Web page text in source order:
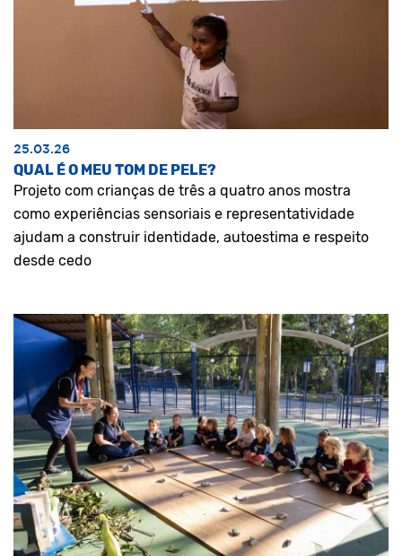
25.03.26
QUAL É O MEU TOM DE PELE?
Projeto com crianças de três a quatro anos mostra
como experiências sensoriais e representatividade
ajudam a construir identidade, autoestima e respeito
desde cedo